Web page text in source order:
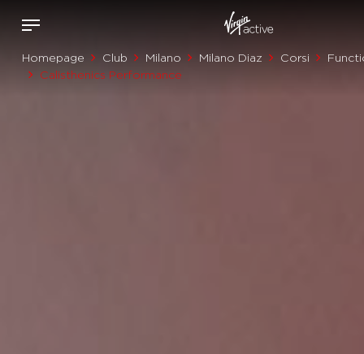
Homepage Club Milano Milano Diaz Corsi
Calisthenics Performance